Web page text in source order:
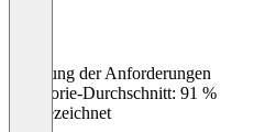
Erfüllung der Anforderungen
Kategorie-Durchschnitt: 91 %
Ausgezeichnet